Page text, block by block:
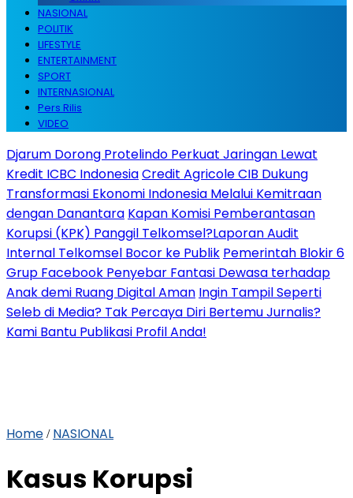
NASIONAL
POLITIK
LIFESTYLE
ENTERTAINMENT
SPORT
INTERNASIONAL
Pers Rilis
VIDEO
Djarum Dorong Protelindo Perkuat Jaringan Lewat
Kredit ICBC IndonesiaCredit Agricole CIB Dukung
Transformasi Ekonomi Indonesia Melalui Kemitraan
dengan Danantara Kapan Komisi Pemberantasan
Korupsi (KPK) Panggil Telkomsel?Laporan Audit
Internal Telkomsel Bocor ke Publik Pemerintah Blokir 6
Grup Facebook Penyebar Fantasi Dewasa terhadap
Anak demi Ruang Digital Aman Ingin Tampil Seperti
Seleb di Media? Tak Percaya Diri Bertemu Jurnalis?
Kami Bantu Publikasi Profil Anda!
Home / NASIONAL
Kasus Korupsi